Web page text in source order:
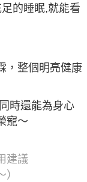
的睡眠,就能看
，整個明亮健康
時還能為身心
寵～
建議
）